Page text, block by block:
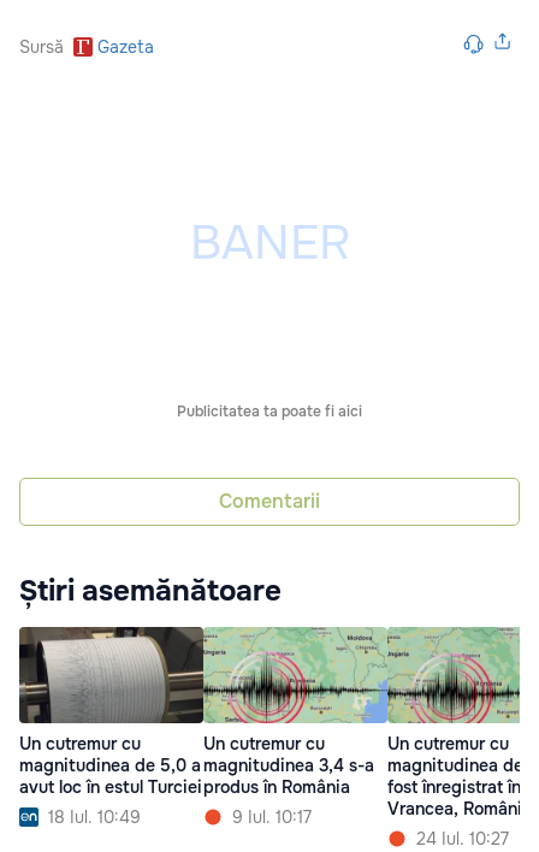
Sursă Gazeta
Publicitatea ta poate fi aici
Comentarii
Știri asemănătoare
Un cutremur cu
magnitudinea de 5,0 a
avut loc în estul Turciei
18 Iul. 10:49
Un cutremur cu
magnitudinea 3,4 s-a
produs în România
9 Iul. 10:17
Un cutremur cu
magnitudinea de
fost înregistrat în
Vrancea, România
24 Iul. 10:27